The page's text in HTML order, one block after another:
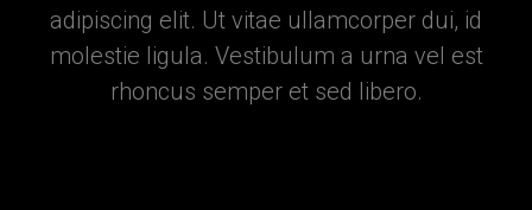
adipiscing elit. Ut vitae ullamcorper dui, id
molestie ligula. Vestibulum a urna vel est
rhoncus semper et sed libero.